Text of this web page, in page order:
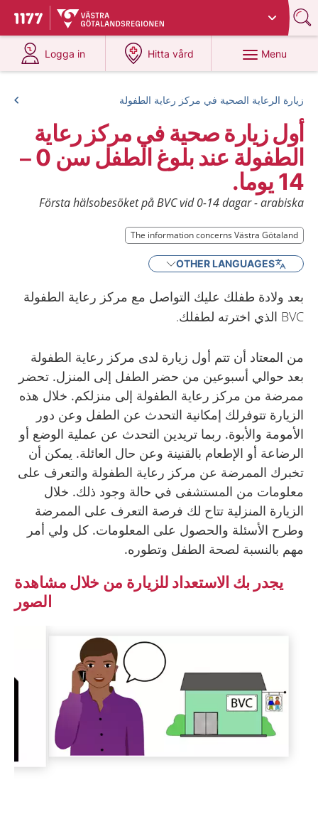
To start page for 1177
Du har valt region
Logga in
at 1177.se
Hitta vård
at 1177.se
Menu
زيارة الرعاية الصحية في مركز رعاية الطفولة
أول زيارة صحية في مركز رعاية
الطفولة عند بلوغ الطفل سن 0 –
14 يوما.
Första hälsobesöket på BVC vid 0-14 dagar - arabiska
The information concerns Västra Götaland
OTHER LANGUAGES
بعد ولادة طفلك عليك التواصل مع مركز رعاية الطفولة
BVC الذي اخترته لطفلك.
من المعتاد أن تتم أول زيارة لدى مركز رعاية الطفولة
بعد حوالي أسبوعين من حضر الطفل إلى المنزل. تحضر
ممرضة من مركز رعاية الطفولة إلى منزلكم. خلال هذه
الزيارة تتوفرلك إمكانية التحدث عن الطفل وعن دور
الأمومة والأبوة. ربما تريدين التحدث عن عملية الوضع أو
الرضاعة أو الإطعام بالقنينة وعن حال العائلة. يمكن أن
تخبرك الممرضة عن مركز رعاية الطفولة والتعرف على
معلومات من المستشفى في حالة وجود ذلك. خلال
الزيارة المنزلية تتاح لك فرصة التعرف على الممرضة
وطرح الأسئلة والحصول على المعلومات. كل ولي أمر
مهم بالنسبة لصحة الطفل وتطوره.
يجدر بك الاستعداد للزيارة من خلال مشاهدة
الصور
Show next image